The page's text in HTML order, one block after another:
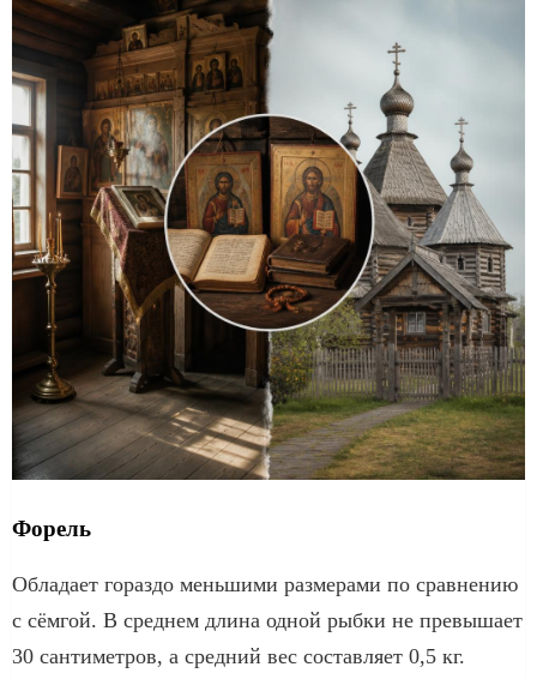
Форель
Обладает гораздо меньшими размерами по сравнению
с сёмгой. В среднем длина одной рыбки не превышает
30 сантиметров, а средний вес составляет 0,5 кг.